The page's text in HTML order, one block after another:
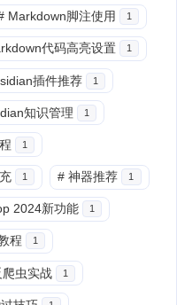
Markdown脚注使用 1
代码高亮设置 1
插件推荐 1
知识管理 1
1
1 # 神器推荐 1
2024新功能 1
程 1
爬虫实战 1